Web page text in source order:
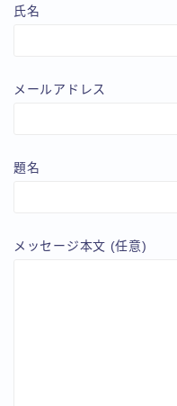
氏名
メールアドレス
題名
メッセージ本文 (任意)